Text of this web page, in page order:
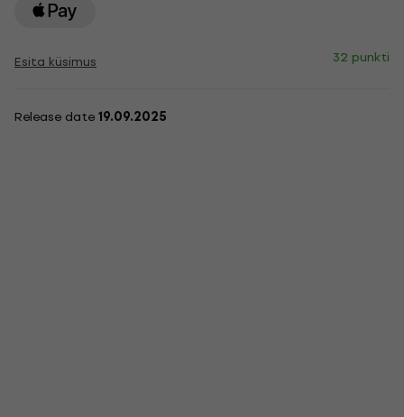
Esita küsimus 32 punkti
Release date19.09.2025